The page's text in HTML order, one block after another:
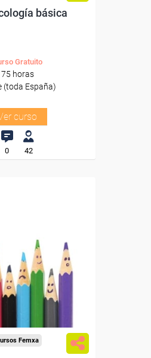
básica
Gratuito
75 horas
(toda España)
curso
0 42
autónomos.
Sector
-Educación.
Femxa